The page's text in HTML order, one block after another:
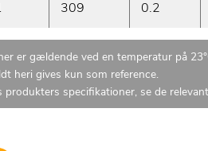
309 0.2
er gældende ved en temperatur på
heri gives kun som reference.
produkters specifikationer, se de